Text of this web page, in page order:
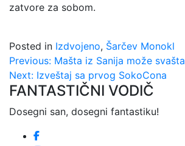
zatvore za sobom.
Posted in Izdvojeno, Šarčev Monokl
Kretanje
članka
Previous: Mašta iz Sanija može svašta
Next: Izveštaj sa prvog SokoCona
FANTASTIČNI VODIČ
Dosegni san, dosegni fantastiku!